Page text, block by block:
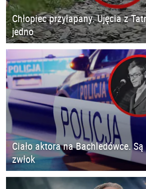
Chłopiec przyłapany. Ujęcia z
jedno
Ciało aktora na Bachledówce.
zwłok